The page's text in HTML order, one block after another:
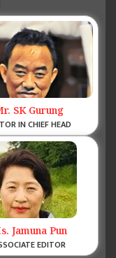
SK Gurung
IN CHIEF HEAD
Jamuna Pun
EDITOR